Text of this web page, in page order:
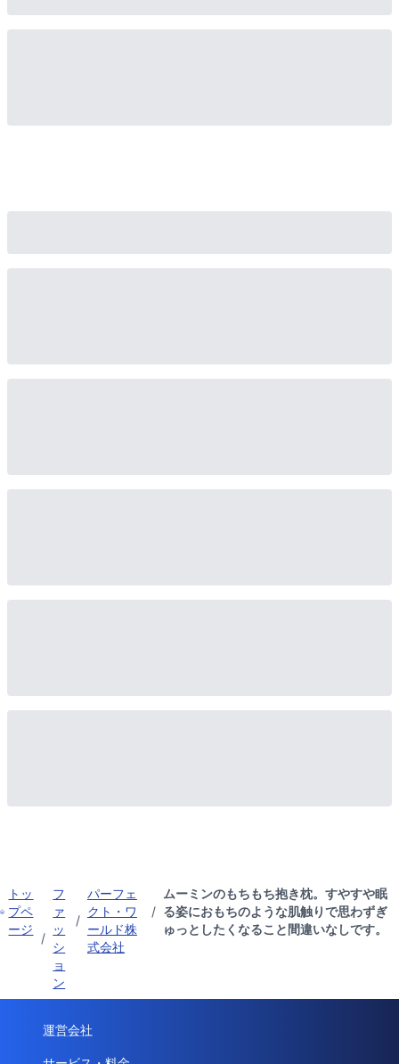
トッ
プペ
ージ
/
フ
ァ
ッ
シ
ョ
ン
/
パーフェ
クト・ワ
ールド株
式会社
/
ムーミンのもちもち抱き枕。すやすや眠
る姿におもちのような肌触りで思わずぎ
ゅっとしたくなること間違いなしです。
運営会社